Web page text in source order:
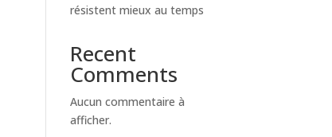
résistent mieux au temps
Recent
Comments
Aucun commentaire à
afficher.